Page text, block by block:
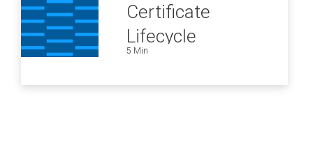
Certificate
Lifecycle
Management to
the Next Level
5 Min